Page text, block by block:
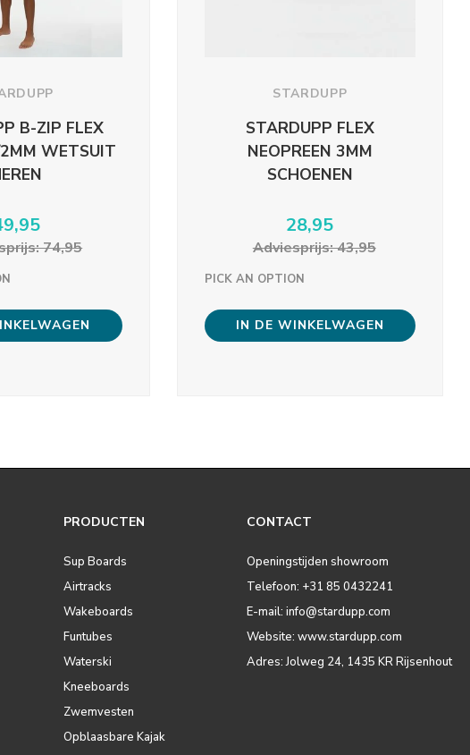
B-ZIP FLEX
WETSUIT
74,95
STARDUPP
STARDUPP FLEX
NEOPREEN 3MM
SCHOENEN
28,95
Adviesprijs: 43,95
PICK AN OPTION
IN DE WINKELWAGEN
PRODUCTEN
Sup Boards
Airtracks
Wakeboards
Funtubes
Waterski
Kneeboards
Zwemvesten
Opblaasbare Kajak
CONTACT
Openingstijden showroom
Telefoon: +31 85 0432241
E-mail:info@stardupp.com
Website: www.stardupp.com
Adres: Jolweg 24, 1435 KR Rijsenhout